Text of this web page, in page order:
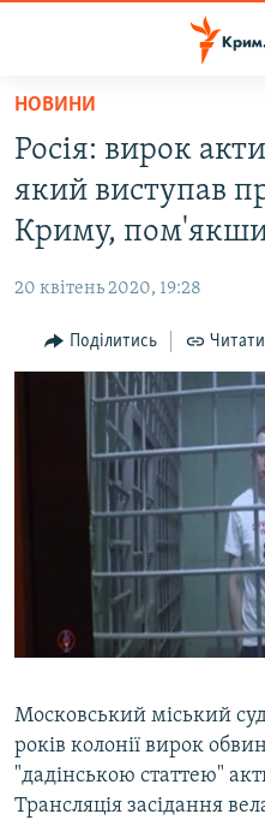
Перейти
основного
матеріалу
Перейти
до
основної
Перейти
до
ВІДЕО ТА ФОТО
БЛОГИ
ПОГЛЯД
ІНТЕРВ'Ю
ВСЕ ЗА ДЕНЬ
СПЕЦПРОЕКТИ
ДЕПОРТАЦІЯ
ВІДЕОУРОКИ «ELIFBE»
СВІДЧЕННЯ ОКУПАЦІЇ
УКРАЇНСЬКА ПРОБЛЕМА КРИМУ
ЯК ОБІЙТИ БЛОКУВАННЯ
Русский
Qırımtatar
Усі сайти RFE/RL
НОВИНИ
Росія: вирок
який виступав
Криму,
20 квітень 2020, 19:28
Поділитись
Московський міський
років колонії вирок
"дадінською статтею"
Трансляція засідання